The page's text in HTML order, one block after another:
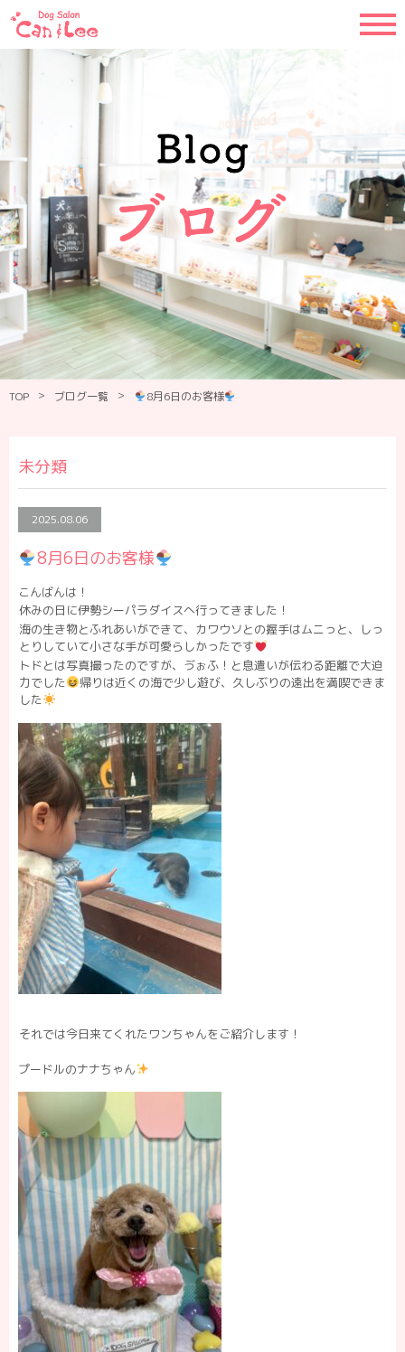
TOP > ブログ一覧 > 8月6日のお客様
未分類
2025.08.06
8月6日のお客様
こんばんは！
休みの日に伊勢シーパラダイスへ行ってきました！
海の生き物とふれあいができて、カワウソとの握手はムニっと、しっ
とりしていて小さな手が可愛らしかったです
トドとは写真撮ったのですが、ゔぉふ！と息遣いが伝わる距離で大迫
力でした
帰りは近くの海で少し遊び、久しぶりの遠出を満喫できま
した
それでは今日来てくれたワンちゃんをご紹介します！
プードルのナナちゃん